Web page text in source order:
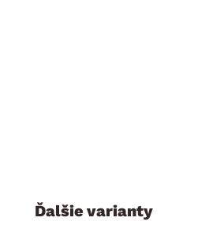
Ďalšie varianty